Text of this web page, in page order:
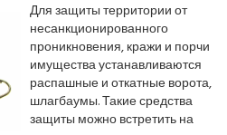
Для защиты территории от
несанкционированного
проникновения, кражи и порчи
имущества устанавливаются
распашные и откатные ворота,
шлагбаумы. Такие средства
защиты можно встретить на